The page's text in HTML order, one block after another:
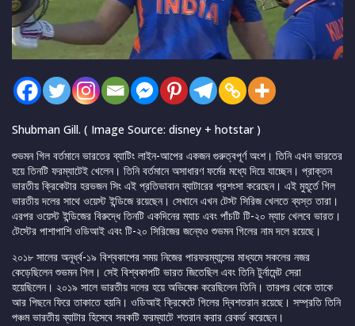
Shubman Gill. ( Image Source: disney + hotstar )
শুভমন গিল বর্তমানে ভারতের ব্যাটিং লাইন-আপের একজন গুরুত্বপূর্ণ অংশ। তিনি এখন ভারতের
হয়ে তিনটি ফরম্যাটেই খেলেন। তিনি বর্তমানে অসাধারণ ফর্মের মধ্যে দিয়ে যাচ্ছেন। প্রাক্তন
ভারতীয় ক্রিকেটার হরভজন সিং এই প্রতিভাবান ব্যাটারের প্রশংসা করেছেন। এই মুহূর্তে গিল
ভারতীয় দলের সাথে ওয়েস্ট ইন্ডিজে রয়েছেন। সেখানে এখন টেস্ট সিরিজ খেলতে ব্যস্ত তারা।
এরপর ওয়েস্ট ইন্ডিজের বিরুদ্ধে তিনটি একদিনের ম্যাচ এবং পাঁচটি টি-২০ ম্যাচ খেলবে ভারত।
টেস্টের পাশাপাশি ওডিআই এবং টি-২০ সিরিজের জন্যেও শুভমন গিলের নাম দলে রয়েছে।
২০১৮ সালের অনূর্ধ্ব-১৯ বিশ্বকাপের সময় নিজের পারফরম্যান্সের মাধ্যমে সকলের নজর
কেড়েছিলেন শুভমন গিল। সেই বিশ্বকাপটি ভারত জিতেছিল এবং তিনি টুর্নামেন্ট সেরা
হয়েছিলেন। ২০১৯ সালে ভারতীয় দলের হয়ে অভিষেক করেছিলেন তিনি। তারপর থেকে তাকে
আর পিছনে ফিরে তাকাতে হয়নি। ওডিআই ক্রিকেটে গিলের দ্বিশতরান রয়েছে। সম্প্রতি তিনি
পঞ্চম ভারতীয় ব্যাটার হিসেবে সবকটি ফরম্যাটে শতরান করার রেকর্ড করেছেন।